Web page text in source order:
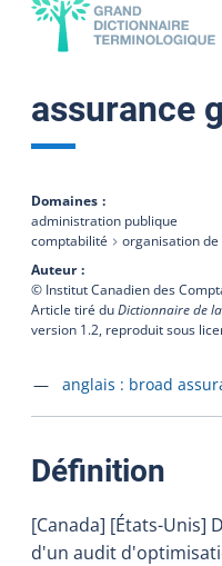
assurance
Domaines
administration publique
comptabilité
organisation
Auteur
© Institut Canadien des
Article tiré duDictionnaire de
version 1.2, reproduit sous
Accéder à la fiche en
anglais : broad
Définition
[Canada] [États-Unis]
d'un audit